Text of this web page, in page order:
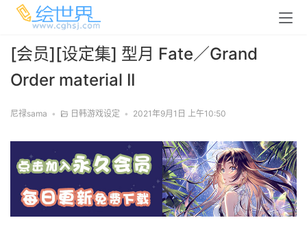
[会员][设定集] 型月 Fate／Grand
Order material II
尼禄sama • 日韩游戏设定 • 2021年9月1日 上午10:50